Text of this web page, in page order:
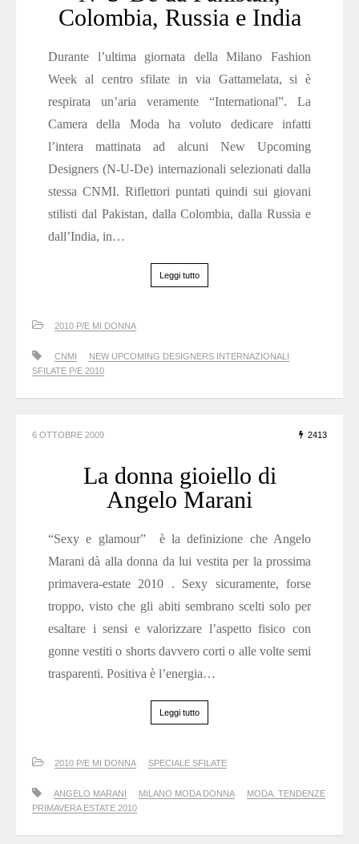
Colombia, Russia e India
Durante l’ultima giornata della Milano Fashion
Week al centro sfilate in via Gattamelata, si è
respirata un’aria veramente “International”. La
Camera della Moda ha voluto dedicare infatti
l’intera mattinata ad alcuni New Upcoming
Designers (N-U-De) internazionali selezionati dalla
stessa CNMI. Riflettori puntati quindi sui giovani
stilisti dal Pakistan, dalla Colombia, dalla Russia e
dall’India, in…
Leggi tutto
2010 P/E MI DONNA
CNMI
NEW UPCOMING DESIGNERS INTERNAZIONALI
SFILATE P/E 2010
6 OTTOBRE 2009 2413
La donna gioiello di
Angelo Marani
“Sexy e glamour” è la definizione che Angelo
Marani dà alla donna da lui vestita per la prossima
primavera-estate 2010 . Sexy sicuramente, forse
troppo, visto che gli abiti sembrano scelti solo per
esaltare i sensi e valorizzare l’aspetto fisico con
gonne vestiti o shorts davvero corti o alle volte semi
trasparenti. Positiva è l’energia…
Leggi tutto
2010 P/E MI DONNA SPECIALE SFILATE
ANGELO MARANI MILANO MODA DONNA
MODA. TENDENZE
PRIMAVERA ESTATE 2010